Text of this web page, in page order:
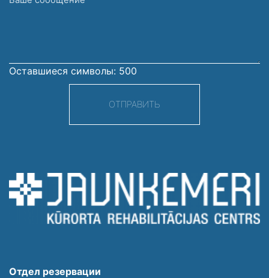
Оставшиеся символы: 500
ОТПРАВИТЬ
Отдел резервации